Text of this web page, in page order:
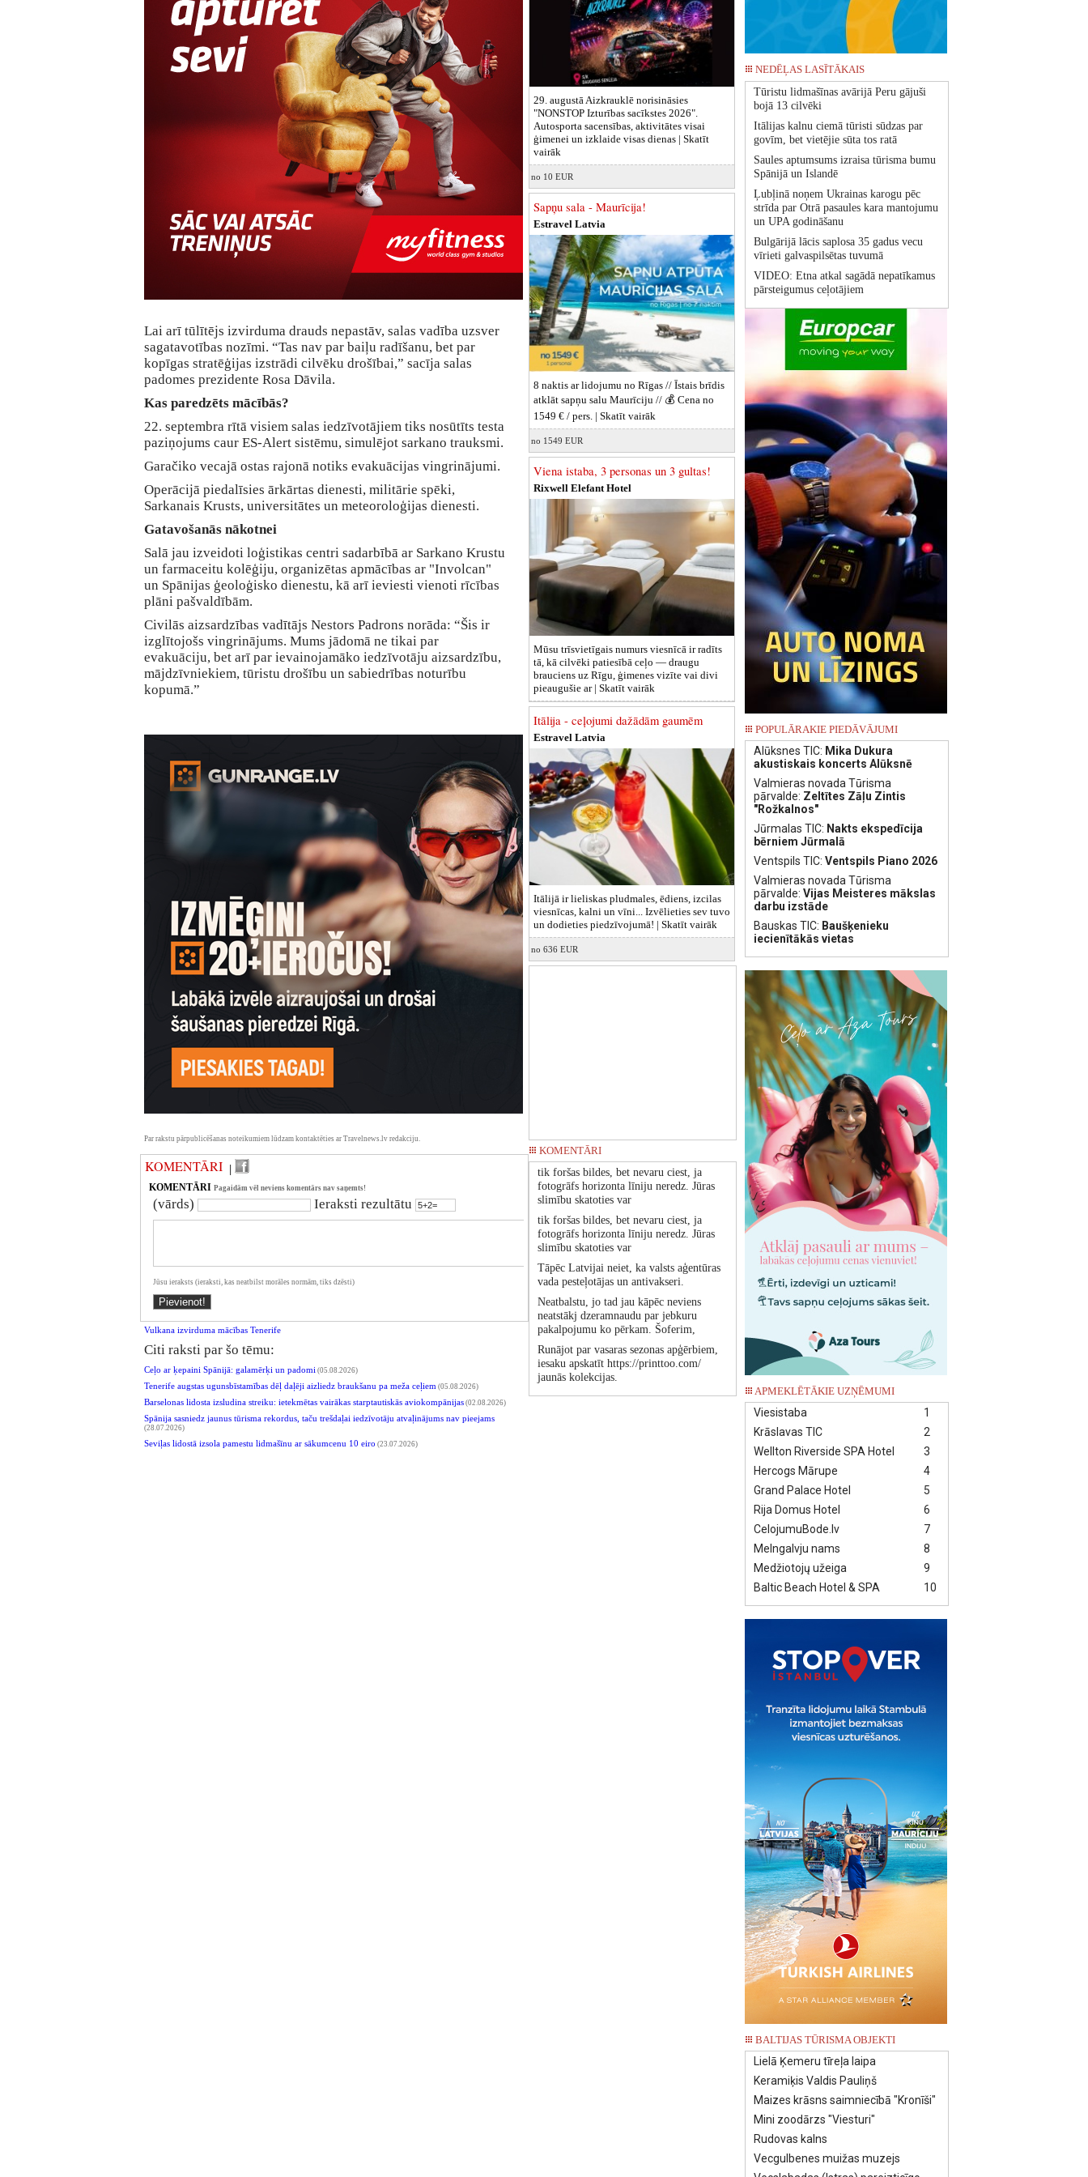
Lai arī tūlītējs izvirduma drauds nepastāv, salas vadība uzsver
sagatavotības nozīmi. “Tas nav par baiļu radīšanu, bet par
kopīgas stratēģijas izstrādi cilvēku drošībai,” sacīja salas
padomes prezidente Rosa Dāvila.
Kas paredzēts mācībās?
22. septembra rītā visiem salas iedzīvotājiem tiks nosūtīts testa
paziņojums caur ES-Alert sistēmu, simulējot sarkano trauksmi.
Garačiko vecajā ostas rajonā notiks evakuācijas vingrinājumi.
Operācijā piedalīsies ārkārtas dienesti, militārie spēki,
Sarkanais Krusts, universitātes un meteoroloģijas dienesti.
Gatavošanās nākotnei
Salā jau izveidoti loģistikas centri sadarbībā ar Sarkano Krustu
un farmaceitu kolēģiju, organizētas apmācības ar "Involcan"
un Spānijas ģeoloģisko dienestu, kā arī ieviesti vienoti rīcības
plāni pašvaldībām.
Civilās aizsardzības vadītājs Nestors Padrons norāda: “Šis ir
izglītojošs vingrinājums. Mums jādomā ne tikai par
evakuāciju, bet arī par ievainojamāko iedzīvotāju aizsardzību,
mājdzīvniekiem, tūristu drošību un sabiedrības noturību
kopumā.”
Par rakstu pārpublicēšanas noteikumiem lūdzam kontaktēties ar Travelnews.lv redakciju.
KOMENTĀRI |
KOMENTĀRI Pagaidām vēl neviens komentārs nav saņemts!
(vārds) Ieraksti rezultātu
Jūsu ieraksts (ieraksti, kas neatbilst morāles normām, tiks dzēsti)
Vulkana izvirduma mācības Tenerife
Citi raksti par šo tēmu:
Ceļo ar ķepaini Spānijā: galamērķi un padomi (05.08.2026)
Tenerife augstas ugunsbīstamības dēļ daļēji aizliedz braukšanu pa meža ceļiem (05.08.2026)
Barselonas lidosta izsludina streiku: ietekmētas vairākas starptautiskās aviokompānijas (02.08.2026)
Spānija sasniedz jaunus tūrisma rekordus, taču trešdaļai iedzīvotāju atvaļinājums nav pieejams
(28.07.2026)
Seviļas lidostā izsola pamestu lidmašīnu ar sākumcenu 10 eiro (23.07.2026)
29. augustā Aizkrauklē norisināsies
"NONSTOP Izturības sacīkstes 2026".
Autosporta sacensības, aktivitātes visai
ģimenei un izklaide visas dienas | Skatīt
vairāk
no 10 EUR
Sapņu sala - Maurīcija!
Estravel Latvia
8 naktis ar lidojumu no Rīgas // Īstais brīdis
atklāt sapņu salu Maurīciju // 💰 Cena no
1549 € / pers. | Skatīt vairāk
no 1549 EUR
Viena istaba, 3 personas un 3 gultas!
Rixwell Elefant Hotel
Mūsu trīsvietīgais numurs viesnīcā ir radīts
tā, kā cilvēki patiesībā ceļo — draugu
brauciens uz Rīgu, ģimenes vizīte vai divi
pieaugušie ar | Skatīt vairāk
Itālija - ceļojumi dažādām gaumēm
Estravel Latvia
Itālijā ir lieliskas pludmales, ēdiens, izcilas
viesnīcas, kalni un vīni... Izvēlieties sev tuvo
un dodieties piedzīvojumā! | Skatīt vairāk
no 636 EUR
KOMENTĀRI
tik foršas bildes, bet nevaru ciest, ja
fotogrāfs horizonta līniju neredz. Jūras
slimību skatoties var
tik foršas bildes, bet nevaru ciest, ja
fotogrāfs horizonta līniju neredz. Jūras
slimību skatoties var
Tāpēc Latvijai neiet, ka valsts aģentūras
vada pesteļotājas un antivakseri.
Neatbalstu, jo tad jau kāpēc neviens
neatstākj dzeramnaudu par jebkuru
pakalpojumu ko pērkam. Šoferim,
Runājot par vasaras sezonas apģērbiem,
iesaku apskatīt https://printtoo.com/
jaunās kolekcijas.
NEDĒĻAS LASĪTĀKAIS
Tūristu lidmašīnas avārijā Peru gājuši
bojā 13 cilvēki
Itālijas kalnu ciemā tūristi sūdzas par
govīm, bet vietējie sūta tos ratā
Saules aptumsums izraisa tūrisma bumu
Spānijā un Islandē
Ļubļinā noņem Ukrainas karogu pēc
strīda par Otrā pasaules kara mantojumu
un UPA godināšanu
Bulgārijā lācis saplosa 35 gadus vecu
vīrieti galvaspilsētas tuvumā
VIDEO: Etna atkal sagādā nepatīkamus
pārsteigumus ceļotājiem
POPULĀRAKIE PIEDĀVĀJUMI
Alūksnes TIC: Mika Dukura
akustiskais koncerts Alūksnē
Valmieras novada Tūrisma
pārvalde: Zeltītes Zāļu Zintis
"Rožkalnos"
Jūrmalas TIC: Nakts ekspedīcija
bērniem Jūrmalā
Ventspils TIC: Ventspils Piano 2026
Valmieras novada Tūrisma
pārvalde: Vijas Meisteres mākslas
darbu izstāde
Bauskas TIC: Baušķenieku
iecienītākās vietas
APMEKLĒTĀKIE UZŅĒMUMI
1
Viesistaba
2
Krāslavas TIC
3
Wellton Riverside SPA Hotel
4
Hercogs Mārupe
5
Grand Palace Hotel
6
Rija Domus Hotel
7
CelojumuBode.lv
8
Melngalvju nams
9
Medžiotojų užeiga
10
Baltic Beach Hotel & SPA
BALTIJAS TŪRISMA OBJEKTI
Lielā Ķemeru tīreļa laipa
Keramiķis Valdis Pauliņš
Maizes krāsns saimniecībā "Kronīši"
Mini zoodārzs "Viesturi"
Rudovas kalns
Vecgulbenes muižas muzejs